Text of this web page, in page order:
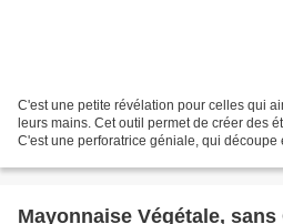
C'est une petite révélation pour celles qui
leurs mains. Cet outil permet de créer des
C'est une perforatrice géniale, qui découpe
Mayonnaise Végétale, sans